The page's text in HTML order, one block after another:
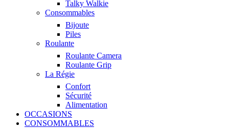
Talky Walkie
Consommables
Bijoute
Piles
Roulante
Roulante Camera
Roulante Grip
La Régie
Confort
Sécurité
Alimentation
OCCASIONS
CONSOMMABLES